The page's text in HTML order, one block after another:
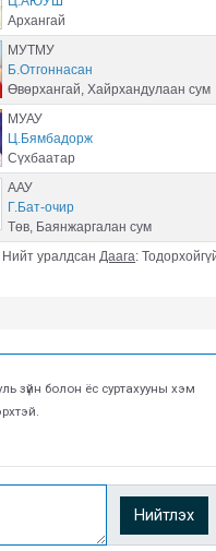
Архангай
МУТМУ
Б.Отгоннасан
Өвөрхангай, Хайрхандулаан сум
МУАУ
Ц.Бямбадорж
Сүхбаатар
ААУ
Г.Бат-очир
Төв, Баянжаргалан сум
Нийт уралдсанДаага:
зүйн болон ёс суртахууны хэм
Нийтлэх